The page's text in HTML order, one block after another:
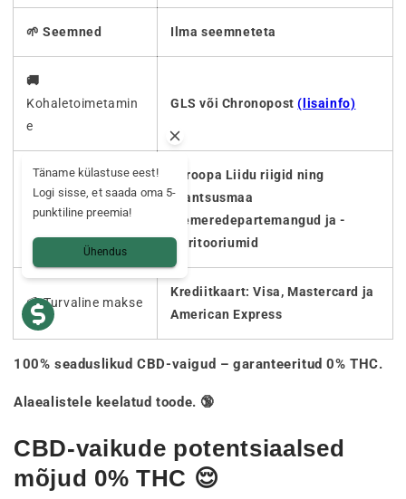
🌱 Seemned Ilma seemneteta
🚚
Kohaletoimetamin
e
GLS või Chronopost (lisainfo)
🌍
Kohaletoimetamis
Euroopa Liidu riigid ning
Prantsusmaa
ülemeredepartemangud ja -
territooriumid
💳 Turvaline makse
Krediitkaart: Visa, Mastercard ja
American Express
100% seaduslikud CBD-vaigud – garanteeritud 0% THC.
Alaealistele keelatud toode. 🔞
CBD-vaikude potentsiaalsed
mõjud 0% THC 😌
Täname külastuse eest!
Logi sisse, et saada oma 5-
punktiline preemia!
Ühendus